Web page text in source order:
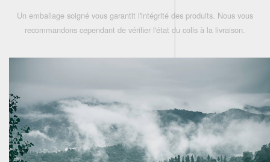
Un emballage soigné vous garantit l'intégrité des produits. Nous vous
recommandons cependant de vérifier l'état du colis à la livraison.